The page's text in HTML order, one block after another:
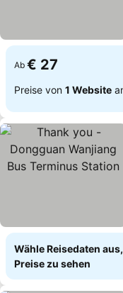
Ab € 27
Preise von 1 Website
Wähle Reisedaten
Preise zu sehen